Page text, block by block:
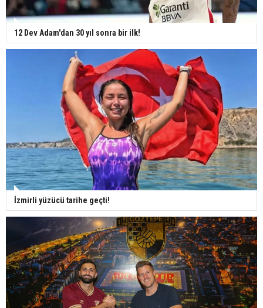
12 Dev Adam'dan 30 yıl sonra bir ilk!
İzmirli yüzücü tarihe geçti!